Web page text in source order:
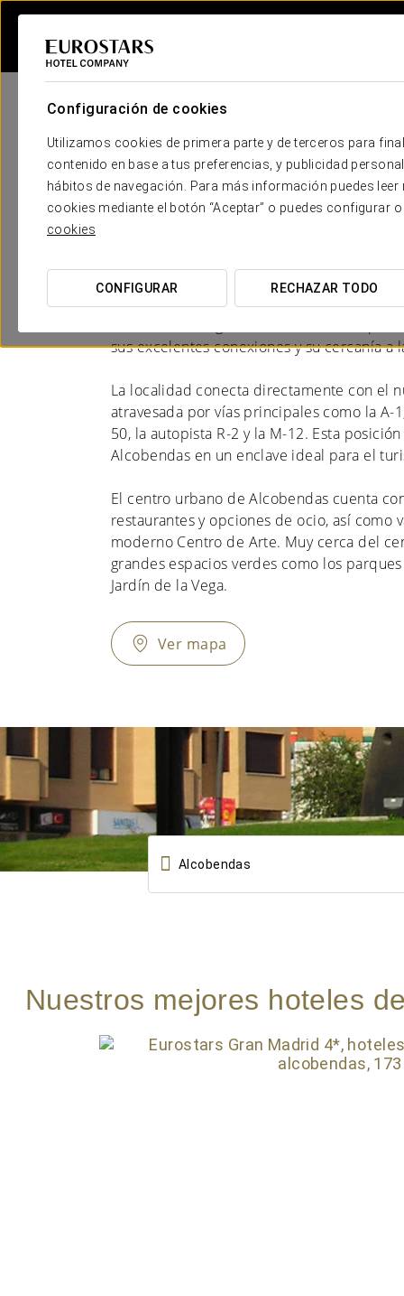
Configuración de cookies
Utilizamos cookies de primera parte y de terceros para
contenido en base a tus preferencias, y publicidad
hábitos de navegación. Para más información puedes
cookies mediante el botón “Aceptar” o puedes configurar
cookies
CONFIGURAR RECHAZAR TODO
Hoteles en Madrid -
La localidad de Alcobendas, a tan solo 17
sus excelentes conexiones y su cercanía a
La localidad conecta directamente con el
atravesada por vías principales como la A-
50, la autopista R-2 y la M-12. Esta
Alcobendas en un enclave ideal para el
El centro urbano de Alcobendas cuenta
restaurantes y opciones de ocio, así como
moderno Centro de Arte. Muy cerca del
grandes espacios verdes como los
Jardín de la Vega.
Ver mapa

Nuestros mejores hoteles